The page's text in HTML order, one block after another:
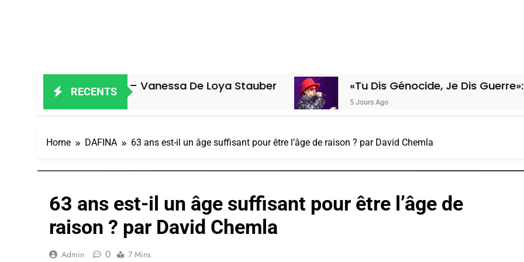
RECENTS
Ravageur – Vanessa De Loya Stauber «Tu Dis Génocide, Je Dis Guerre»: La
5 Jours Ago
Home DAFINA 63 ans est-il un âge suffisant pour être l’âge de raison ? par David Chemla
63 ans est-il un âge suffisant pour être l’âge de
raison ? par David Chemla
Admin 0 7 Mins